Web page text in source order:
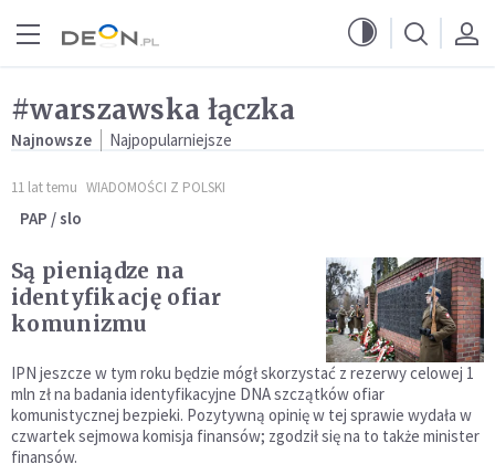
#warszawska łączka
Najnowsze Najpopularniejsze
11 lat temu WIADOMOŚCI Z POLSKI
PAP / slo
Są pieniądze na
identyfikację ofiar
komunizmu
IPN jeszcze w tym roku będzie mógł skorzystać z rezerwy celowej 1
mln zł na badania identyfikacyjne DNA szczątków ofiar
komunistycznej bezpieki. Pozytywną opinię w tej sprawie wydała w
czwartek sejmowa komisja finansów; zgodził się na to także minister
finansów.